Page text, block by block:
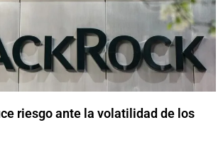
riesgo ante la volatilidad de los